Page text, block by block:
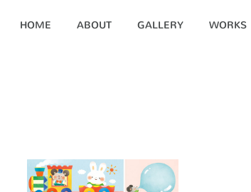
HOME ABOUT GALLERY WORKS